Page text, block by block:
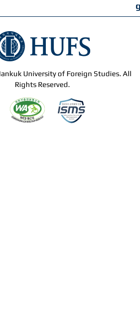
University of Foreign Studies. All
Rights Reserved.